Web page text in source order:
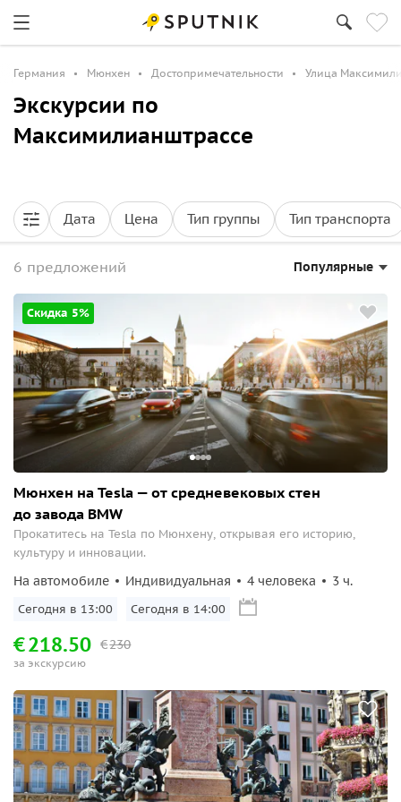
Германия Мюнхен Достопримечательности Улица
Экскурсии по
Максимилианштрассе
Дата Цена Тип группы Тип транспорта
6 предложений Популярные
Скидка 5%
Мюнхен на Tesla — от средневековых стен
до завода BMW
Прокатитесь на Tesla по Мюнхену, открывая его историю,
культуру и инновации.
На автомобиле Индивидуальная 4 человека 3 ч.
Сегодня в 13:00 Сегодня в 14:00
€230
€218.50
за экскурсию